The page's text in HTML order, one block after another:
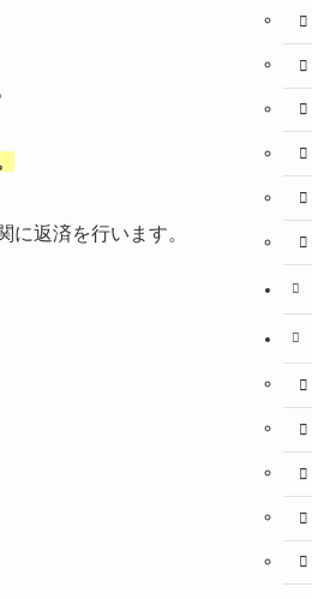
返済を行います。